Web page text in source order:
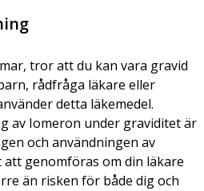
tror att du kan vara gravid
rådfråga läkare eller
detta läkemedel.
av Iomeron under graviditet är
och användningen av
genomföras om din läkare
än risken för både dig och